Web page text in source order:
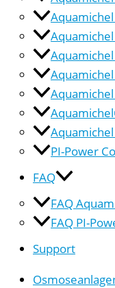
PI-Power
FAQ
FAQ
FAQ PI-
Support